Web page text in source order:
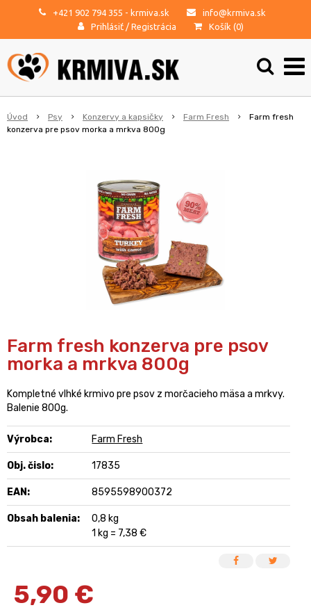
+421 902 794 355 - krmiva.sk
info@krmiva.sk
Prihlásiť / Registrácia Košík (0)
Úvod Psy Konzervy a kapsičky Farm Fresh
Farm fresh
konzerva pre psov morka a mrkva 800g
Farm fresh konzerva pre psov
morka a mrkva 800g
Kompletné vlhké krmivo pre psov z morčacieho mäsa a mrkvy.
Balenie 800g.
Výrobca: Farm Fresh
Obj. čislo: 17835
EAN: 8595598900372
Obsah balenia:
0,8 kg
1 kg = 7,38 €
5,90 €